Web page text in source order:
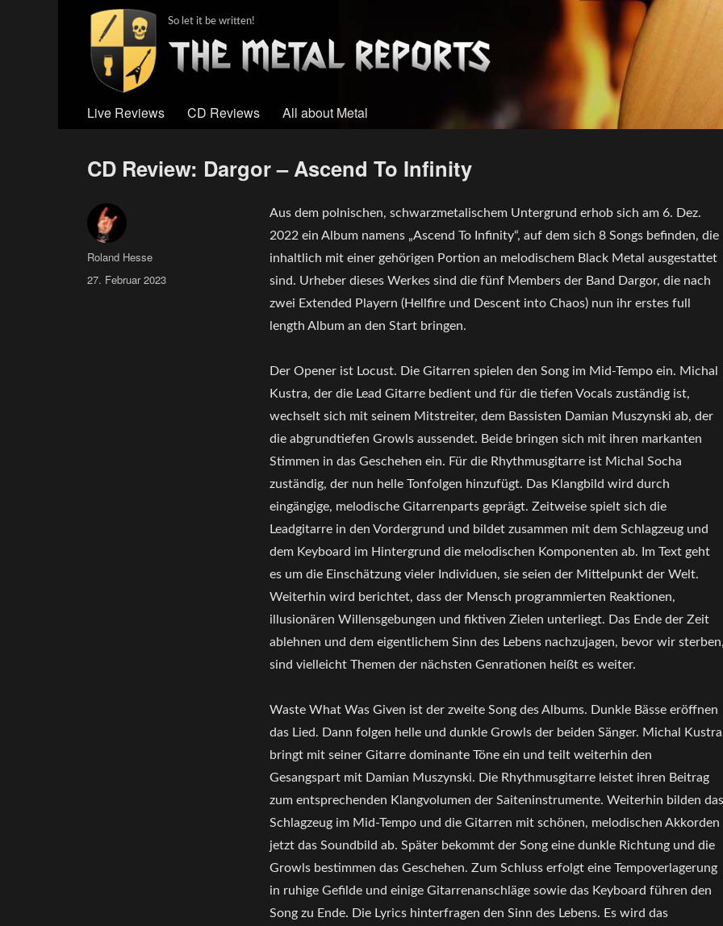
So let it be written!
Live Reviews CD Reviews All about Metal
CD Review: Dargor – Ascend To Infinity
Aus dem polnischen, schwarzmetalischem Untergrund erhob sich am 6. Dez.
2022 ein Album namens „Ascend To Infinity“, auf dem sich 8 Songs befinden, die
inhaltlich mit einer gehörigen Portion an melodischem Black Metal ausgestattet
sind. Urheber dieses Werkes sind die fünf Members der Band Dargor, die nach
zwei Extended Playern (Hellfire und Descent into Chaos) nun ihr erstes full
length Album an den Start bringen.
Der Opener ist Locust. Die Gitarren spielen den Song im Mid-Tempo ein. Michal
Kustra, der die Lead Gitarre bedient und für die tiefen Vocals zuständig ist,
wechselt sich mit seinem Mitstreiter, dem Bassisten Damian Muszynski ab, der
die abgrundtiefen Growls aussendet. Beide bringen sich mit ihren markanten
Stimmen in das Geschehen ein. Für die Rhythmusgitarre ist Michal Socha
zuständig, der nun helle Tonfolgen hinzufügt. Das Klangbild wird durch
eingängige, melodische Gitarrenparts geprägt. Zeitweise spielt sich die
Leadgitarre in den Vordergrund und bildet zusammen mit dem Schlagzeug und
dem Keyboard im Hintergrund die melodischen Komponenten ab. Im Text geht
es um die Einschätzung vieler Individuen, sie seien der Mittelpunkt der Welt.
Weiterhin wird berichtet, dass der Mensch programmierten Reaktionen,
illusionären Willensgebungen und fiktiven Zielen unterliegt. Das Ende der Zeit
ablehnen und dem eigentlichem Sinn des Lebens nachzujagen, bevor wir
sind vielleicht Themen der nächsten Genrationen heißt es weiter.
Waste What Was Given ist der zweite Song des Albums. Dunkle Bässe eröffnen
das Lied. Dann folgen helle und dunkle Growls der beiden Sänger. Michal Kustra
bringt mit seiner Gitarre dominante Töne ein und teilt weiterhin den
Gesangspart mit Damian Muszynski. Die Rhythmusgitarre leistet ihren Beitrag
zum entsprechenden Klangvolumen der Saiteninstrumente. Weiterhin bilden das
Schlagzeug im Mid-Tempo und die Gitarren mit schönen, melodischen Akkorden
jetzt das Soundbild ab. Später bekommt der Song eine dunkle Richtung und die
Growls bestimmen das Geschehen. Zum Schluss erfolgt eine Tempoverlagerung
in ruhige Gefilde und einige Gitarrenanschläge sowie das Keyboard führen den
Song zu Ende. Die Lyrics hinterfragen den Sinn des Lebens. Es wird das
Author
Roland Hesse
Posted
27. Februar 2023